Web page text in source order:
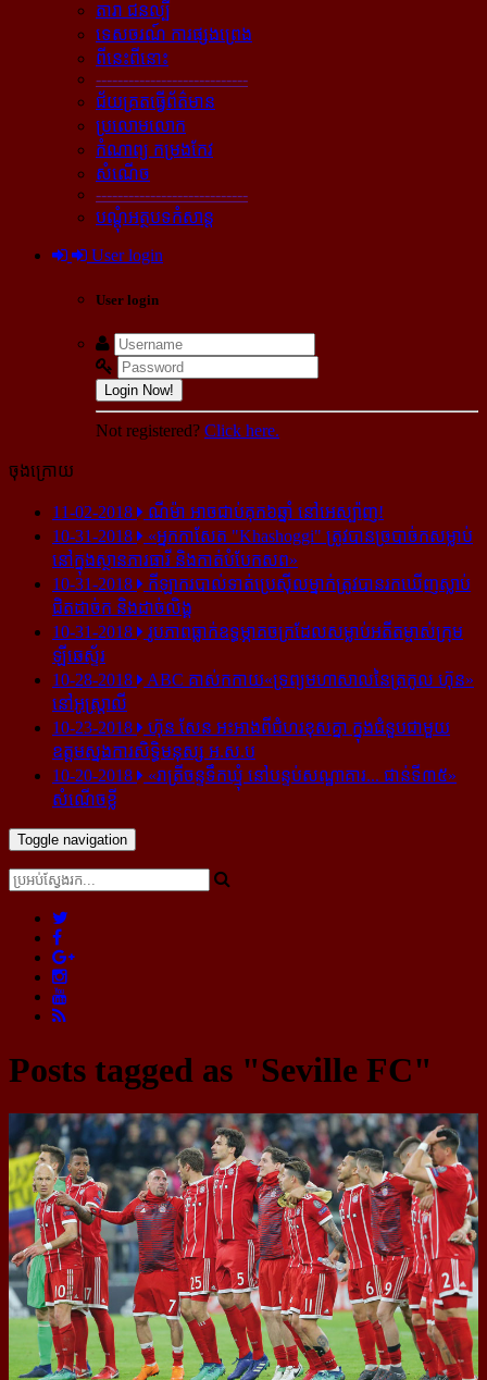
តារា ជនល្បី
ទេសចរណ៍ ការផ្សងព្រេង
ពីនេះពីនោះ
----------------------------
ជ័យគ្រតធ្វើព័ត៌មាន
ប្រលោមលោក
កំណាព្យ កម្រងកែវ
សំណើច
----------------------------
បណ្ដុំអត្ថបទកំសាន្ដ
User login
User login
Login Now!
Not registered? Click here.
ចុងក្រោយ
11-02-2018
ណីម៉ា អាច​ជាប់​គុក​៦ឆ្នាំ នៅ​អេស្ប៉ាញ!
10-31-2018
«អ្នក​កាសែត "Khashoggi" ត្រូវ​បាន​ច្របាច់ក​សម្លាប់​
នៅ​ក្នុង​ស្ថាន​ភារធារី និង​កាត់​បំបែក​សព»
10-31-2018
កីឡាករ​បាល់ទាត់​ប្រេស៊ីល​ម្នាក់​ត្រូវ​បាន​រក​ឃើញ​ស្លាប់​
ជិត​ដាច់ក និង​ដាច់​លិង្គ
10-31-2018
រូបភាព​ធ្លាក់​ឧទ្ធម្ភាគចក្រ​ដែល​សម្លាប់​អតីត​ម្ចាស់​ក្រុម​
ឡីឆេស្ទ័រ
10-28-2018
ABC គាស់​កកាយ​«ទ្រព្យមហាសាល​នៃ​ត្រកូល ហ៊ុន»​
នៅ​អូស្ត្រាលី
10-23-2018
ហ៊ុន សែន អះអាង​ពី​ជំហរ​ខុស​គ្នា ក្នុង​ជំនួប​ជាមួយ​
ឧត្តម​ស្នងការ​សិទ្ធិ​មនុស្ស អ.ស.ប
10-20-2018
«រាត្រីចន្ទទឹកឃ្មុំ នៅបន្ទប់សណ្ឋាគារ... ជាន់ទី៣៥»
សំណើចខ្លី
Toggle navigation
Posts tagged as "Seville FC"